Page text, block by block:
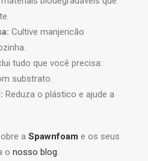
Cultive manjericão
tudo que você precisa:
substrato.
Reduza o plástico e ajude a
a Spawnfoam e os seus
o nosso blog.